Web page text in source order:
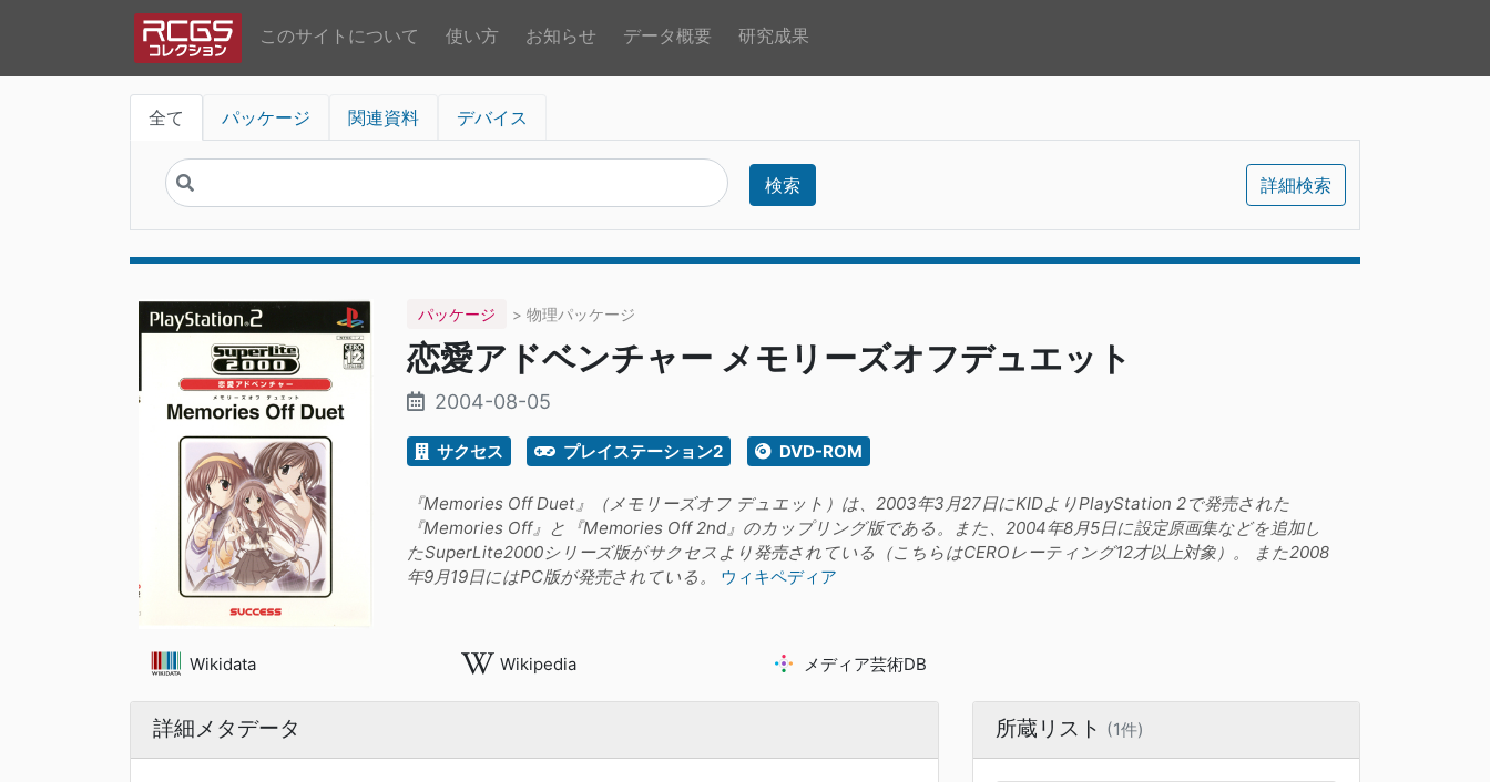
このサイトについて 使い方 お知らせ データ概要 研究成果
全て パッケージ 関連資料 デバイス
検索 詳細検索
パッケージ > 物理パッケージ
恋愛アドベンチャー メモリーズオフデュエット
2004-08-05
サクセス プレイステーション2 DVD-ROM
『Memories Off Duet』（メモリーズオフ デュエット）は、2003年3月27日にKIDよりPlayStation 2で発売された
『Memories Off』と『Memories Off 2nd』のカップリング版である。また、2004年8月5日に設定原画集などを追加し
たSuperLite2000シリーズ版がサクセスより発売されている（こちらはCEROレーティング12才以上対象）。 また2008
年9月19日にはPC版が発売されている。
ウィキペディア
Wikidata Wikipedia メディア芸術DB
詳細メタデータ 所蔵リスト (1件)